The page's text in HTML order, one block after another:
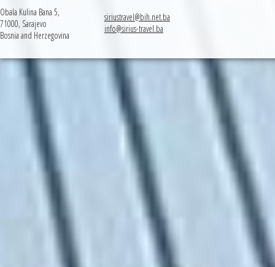
Obala Kulina Bana 5,
71000, Sarajevo
Bosnia and Herzegovina
siriustravel@bih.net.ba
info@sirius-travel.ba